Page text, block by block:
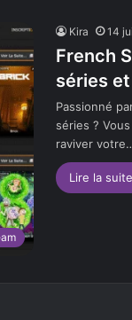
Kira 14
French
séries
Passionné
séries ?
raviver
Lire la